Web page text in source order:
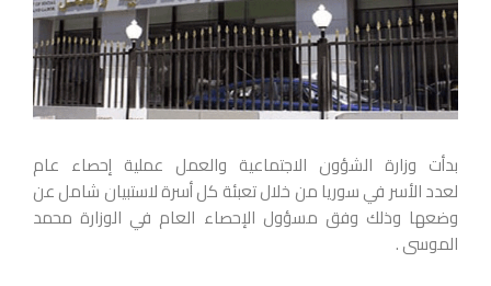
بدأت وزارة الشؤون الاجتماعية والعمل عملية إحصاء عام
لعددالأسر في ‏سوريا من خلال تعبئة كل أسرة لاستبيان شامل عن
وضعها وذلك وفق ‏مسؤول الإحصاء العام في الوزارة محمد
الموسى . ‏